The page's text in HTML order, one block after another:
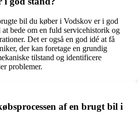
bil du køber i Vodskov er i god
at bede om en fuld servicehistorik og
Det er også en god idé at få
der kan foretage en grundig
tilstand og identificere
problemer.
af en brugt bil i